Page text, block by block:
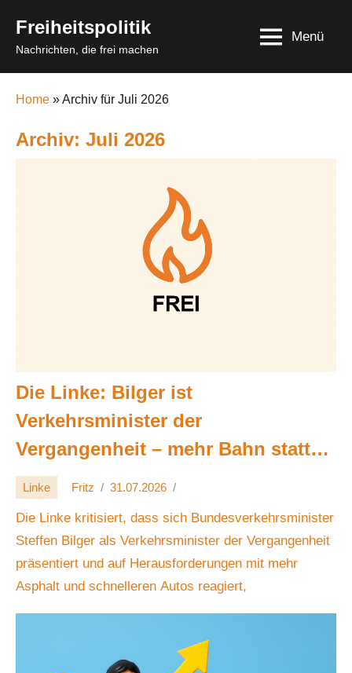
content
Freiheitspolitik
Nachrichten, die frei machen
Menü
Home » Archiv für Juli 2026
Archiv: Juli 2026
Die Linke: Bilger ist
Verkehrsminister der
Vergangenheit – mehr Bahn statt
Asphalt 🚆🚌🛣️
Linke Fritz 31.07.2026
Die Linke kritisiert, dass sich Bundesverkehrsminister
Steffen Bilger als Verkehrsminister der Vergangenheit
präsentiert und auf Herausforderungen mit mehr
Asphalt und schnelleren Autos reagiert,